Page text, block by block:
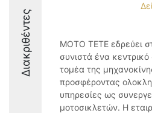
Διακριθέντες
ΜΟΤΟ ΤΕΤΕ εδρεύει
συνιστά ένα κεντρικό
τομέα της
προσφέροντας
υπηρεσίες ως
μοτοσικλετών. Η